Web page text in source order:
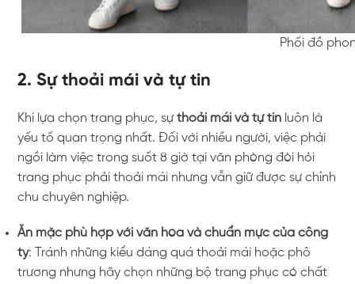
Phối đồ
2. Sự thoải mái và tự tin
Khi lựa chọn trang phục, sựthoải mái và tự tin luôn là
yếu tố quan trọng nhất. Đối với nhiều người, việc phải
ngồi làm việc trong suốt 8 giờ tại văn phòng đòi hỏi
trang phục phải thoải mái nhưng vẫn giữ được sự chỉnh
chu chuyên nghiệp.
Ăn mặc phù hợp với văn hóa và chuẩn mực của công
ty: Tránh những kiểu dáng quá thoải mái hoặc phô
trương nhưng hãy chọn những bộ trang phục có chất